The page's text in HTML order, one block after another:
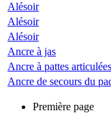
Alésoir
Alésoir
Alésoir
Ancre à jas
Ancre à pattes articulées
Ancre de secours du
Première page